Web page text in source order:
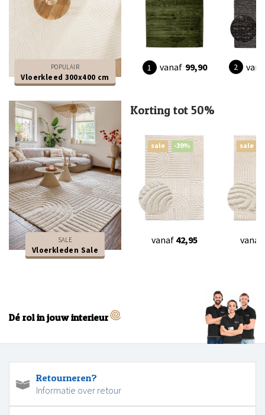
POPULAIR
Vloerkleed 300x400 cm
vanaf 99,90
SALE
Vloerkleden Sale
Korting tot 50%
sale -39%
vanaf 42,95
sale
vanaf
Dé rol in jouw interieur
Retourneren?
Informatie over retour